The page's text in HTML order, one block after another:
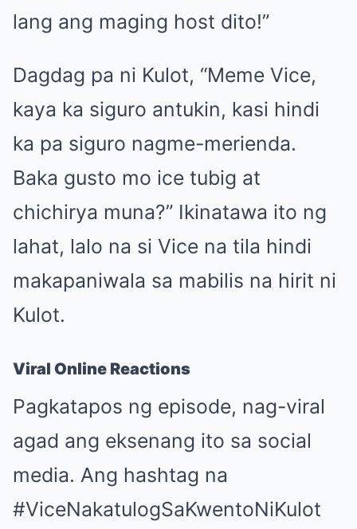
lang ang maging host dito!”
Dagdag pa ni Kulot, “Meme Vice,
kaya ka siguro antukin, kasi hindi
ka pa siguro nagme-merienda.
Baka gusto mo ice tubig at
chichirya muna?” Ikinatawa ito ng
lahat, lalo na si Vice na tila hindi
makapaniwala sa mabilis na hirit ni
Kulot.
Viral Online Reactions
Pagkatapos ng episode, nag-viral
agad ang eksenang ito sa social
media. Ang hashtag na
#ViceNakatulogSaKwentoNiKulot